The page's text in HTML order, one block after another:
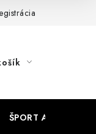
ŠPORT A HOBBY